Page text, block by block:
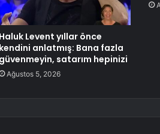
Haluk Levent yıllar önce
kendini anlatmış: Bana fazla
güvenmeyin, satarım hepinizi
Ağustos 5, 2026